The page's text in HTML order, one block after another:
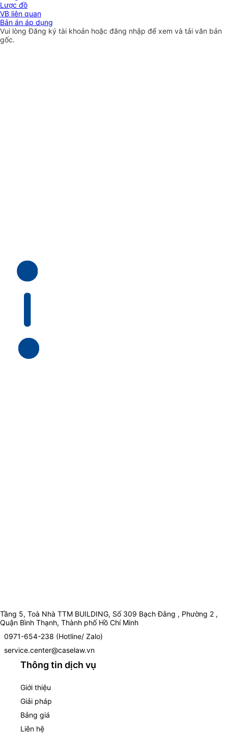
Lược đồ
VB liên quan
Bản án áp dụng
Vui lòngĐăng ký tài khoản hoặc đăng nhập để xem và tải văn bản
gốc.
Tầng 5, Toà Nhà TTM BUILDING, Số 309 Bạch Đằng , Phường 2 ,
Quận Bình Thạnh, Thành phố Hồ Chí Minh
0971-654-238 (Hotline/ Zalo)
service.center@caselaw.vn
Thông tin dịch vụ
Giới thiệu
Giải pháp
Bảng giá
Liên hệ